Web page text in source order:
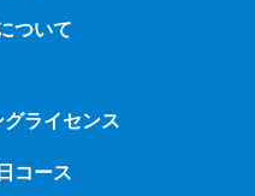
ついて
ライセンス
コース